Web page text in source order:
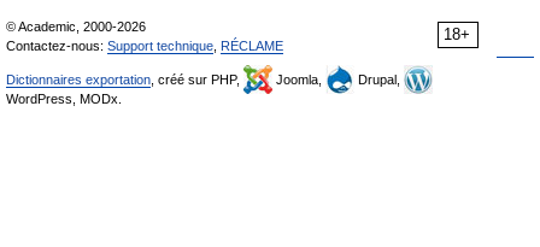
18+
© Academic, 2000-2026
Contactez-nous: Support technique RÉCLAME
Dictionnaires exportation , créé sur PHP, Joomla,
Drupal,
WordPress, MODx.